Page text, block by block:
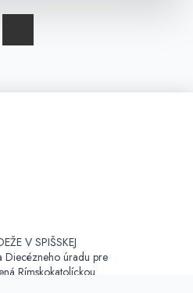
V SPIŠSKEJ
Diecézneho úradu pre
Rímskokatolíckou